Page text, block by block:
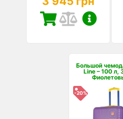
Большой
Line – 100 л,
-20%